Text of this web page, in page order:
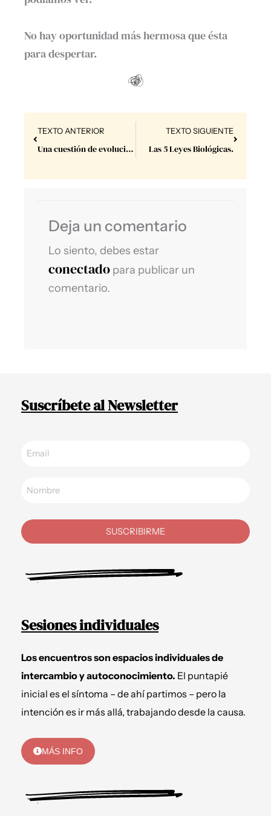
No hay oportunidad más hermosa que ésta
para despertar.
Prev
TEXTO ANTERIOR
Una cuestión de evolución – parte II
TEXTO SIGUIENTE
Las 5 Leyes Biológicas.
Next
Deja un comentario
Lo siento, debes estar
conectado para publicar un
comentario.
Suscríbete al Newsletter
SUSCRIBIRME
Sesiones individuales
Los encuentros son espacios individuales de
intercambio y autoconocimiento. El puntapié
inicial es el síntoma – de ahí partimos – pero la
intención es ir más allá, trabajando desde la causa.
MÁS INFO